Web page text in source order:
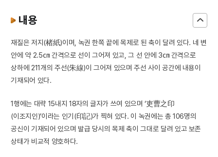
내용
재질은 저지(楮紙)이며, 녹권 한쪽 끝에 목제로 된 축이 달려 있다. 네 변
안에 약 2.5㎝ 간격으로 선이 그어져 있고, 그 선 안에 3㎝ 간격으로
상하에 211개의 주선(朱線)이 그어져 있으며 주선 사이 공간에 내용이
기재되어 있다.
1행에는 대략 15내지 18자의 글자가 쓰여 있으며 ‘吏曹之印
(이조지인)’이라는 인기(印記)가 찍혀 있다. 이 녹권에는 총 106명의
공신이 기재되어 있으며 발급 당시의 목제 축이 그대로 달려 있고 보존
상태가 비교적 양호하다.